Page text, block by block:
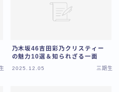
乃木坂46吉田彩乃クリスティー
の魅力10選＆知られざる一面
2025.12.05 三期生